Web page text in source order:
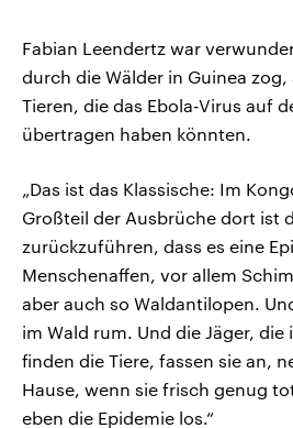
Fabian Leendertz war
durch die Wälder in Guinea
Tieren, die das Ebola-Virus auf
übertragen haben könnten.
„Das ist das Klassische: Im
Großteil der Ausbrüche dort ist
zurückzuführen, dass es eine
Menschenaffen, vor allem
aber auch so Waldantilopen.
im Wald rum. Und die Jäger, die
finden die Tiere, fassen sie an,
Hause, wenn sie frisch genug
eben die Epidemie los.“